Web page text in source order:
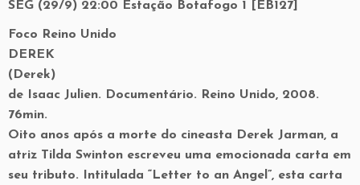
SEG (29/9) 22:00 Estação Botafogo 1 [EB127]
Foco Reino Unido
DEREK
(Derek)
de Isaac Julien. Documentário. Reino Unido, 2008.
76min.
Oito anos após a morte do cineasta Derek Jarman, a
atriz Tilda Swinton escreveu uma emocionada carta em
seu tributo. Intitulada “Letter to an Angel”, esta carta